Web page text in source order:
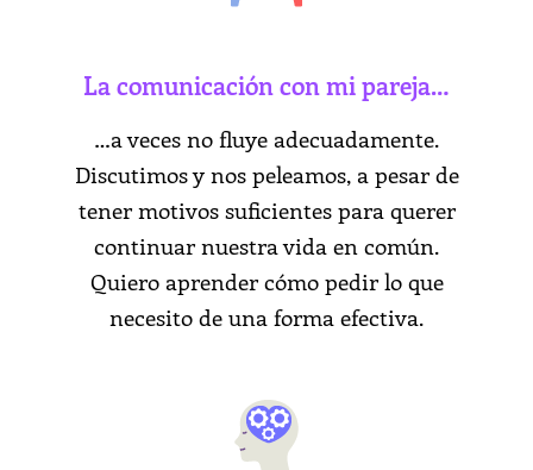
La comunicación con mi pareja…
…a veces no fluye adecuadamente.
Discutimos y nos peleamos, a pesar de
tener motivos suficientes para querer
continuar nuestra vida en común.
Quiero aprender cómo pedir lo que
necesito de una forma efectiva.